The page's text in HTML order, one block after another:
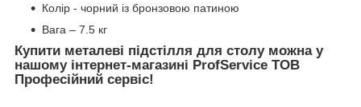
Колір - чорний із бронзовою патиною
Вага – 7.5 кг
Купити металеві підстілля для столу можна у
нашому інтернет-магазині ProfService ТОВ
Професійний сервіс!